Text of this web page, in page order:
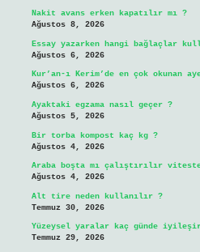
Nakit avans erken kapatılır mı ?
Ağustos 8, 2026
Essay yazarken hangi bağlaçlar
Ağustos 6, 2026
Kur’an-ı Kerim’de en çok okunan
Ağustos 6, 2026
Ayaktaki egzama nasıl geçer ?
Ağustos 5, 2026
Bir torba kompost kaç kg ?
Ağustos 4, 2026
Araba boşta mı çalıştırılır
Ağustos 4, 2026
Alt tire neden kullanılır ?
Temmuz 30, 2026
Yüzeysel yaralar kaç günde
Temmuz 29, 2026